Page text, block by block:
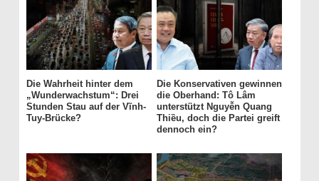
Die Wahrheit hinter dem
„Wunderwachstum“: Drei
Stunden Stau auf der Vĩnh-
Tuy-Brücke?
Die Konservativen gewinnen
die Oberhand: Tô Lâm
unterstützt Nguyễn Quang
Thiều, doch die Partei greift
dennoch ein?